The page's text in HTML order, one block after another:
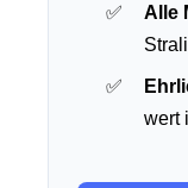
Alle
wert